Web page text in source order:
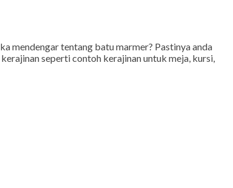
mendengar tentang batu marmer? Pastinya anda
seperti contoh kerajinan untuk meja, kursi,